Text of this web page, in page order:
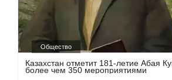
Общество
Казахстан отметит 181-летие Абая
более чем 350 мероприятиями